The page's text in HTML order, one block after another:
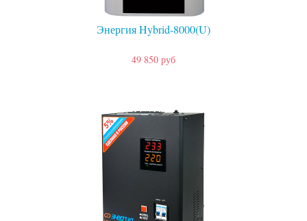
Энергия Hybrid-8000(U)
49 850 руб